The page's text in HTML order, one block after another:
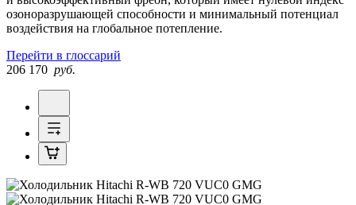
озоноразрушающей способности и минимальный потенциал
воздействия на глобальное потепление.
Перейти в глоссарий
206 170 руб.